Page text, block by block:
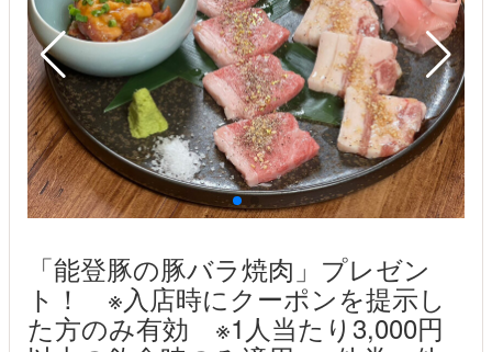
「能登豚の豚バラ焼肉」プレゼン
ト！ ※入店時にクーポンを提示し
た方のみ有効 ※1人当たり3,000円